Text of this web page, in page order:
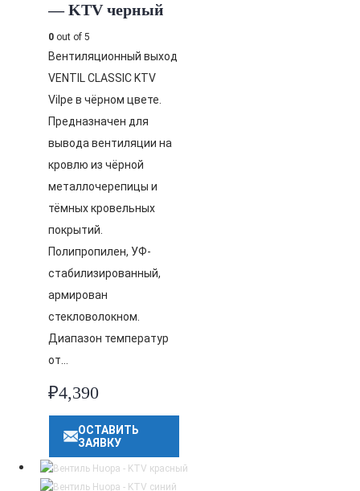
— KTV черный
0 out of 5
Вентиляционный выход
VENTIL CLASSIC KTV
Vilpe в чёрном цвете.
Предназначен для
вывода вентиляции на
кровлю из чёрной
металлочерепицы и
тёмных кровельных
покрытий.
Полипропилен, УФ-
стабилизированный,
армирован
стекловолокном.
Диапазон температур
от…
₽4,390
ОСТАВИТЬ
ЗАЯВКУ